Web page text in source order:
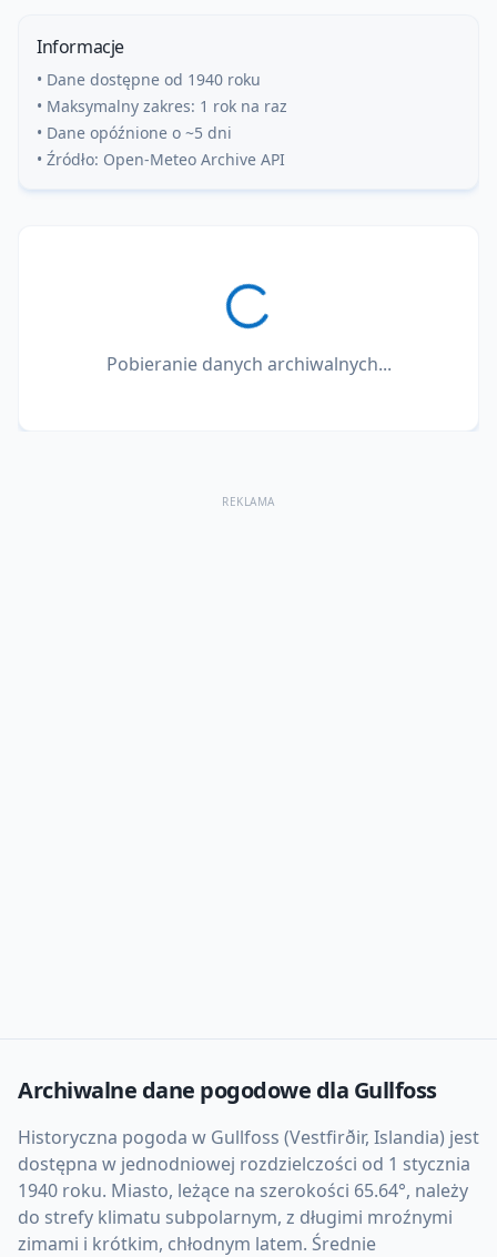
Informacje
• Dane dostępne od 1940 roku
• Maksymalny zakres: 1 rok na raz
• Dane opóźnione o ~5 dni
• Źródło: Open-Meteo Archive API
Pobieranie danych archiwalnych...
REKLAMA
Archiwalne dane pogodowe dla Gullfoss
Historyczna pogoda w Gullfoss (Vestfirðir, Islandia) jest
dostępna w jednodniowej rozdzielczości od 1 stycznia
1940 roku. Miasto, leżące na szerokości 65.64°, należy
do strefy klimatu subpolarnym, z długimi mroźnymi
zimami i krótkim, chłodnym latem. Średnie